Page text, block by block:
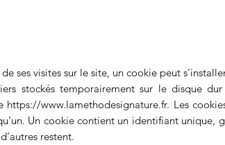
ses visites sur le site, un cookie peut
stockés temporairement sur le disque
https://www.lamethodesignature.fr. Les
Un cookie contient un identifiant unique,
restent.